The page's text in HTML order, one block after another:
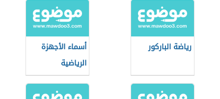
رياضة الباركور
أسماء الأجهزة
الرياضية